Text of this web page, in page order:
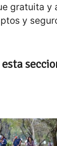
gratuita y
y